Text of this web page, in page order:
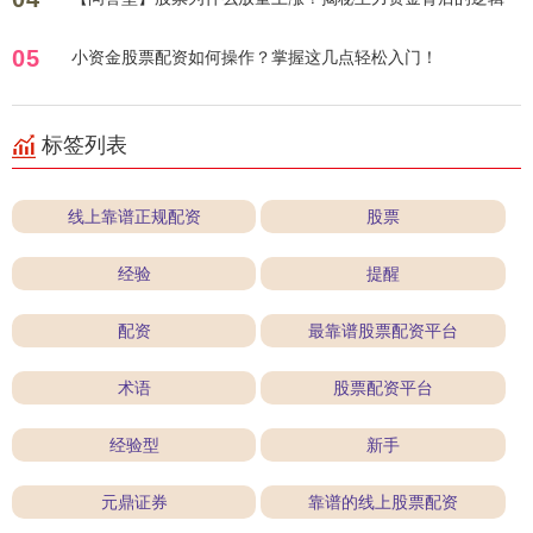
05 小资金股票配资如何操作？掌握这几点轻松入门！
标签列表
线上靠谱正规配资 股票
经验 提醒
配资 最靠谱股票配资平台
术语 股票配资平台
经验型 新手
元鼎证券 靠谱的线上股票配资